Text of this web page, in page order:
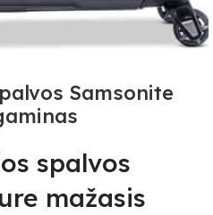
Samsonite
spalvos
mažasis